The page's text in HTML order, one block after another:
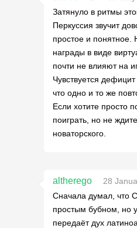
Затянуло в ритмы
Перкуссия звучит
простое и понятное.
награды в виде
почти не влияют на
Чувствуется
что одно и то же
Если хотите просто
поиграть, но не
новаторского.
altherego
28
Сначала думал, что
простым бубном, но
передаёт дух